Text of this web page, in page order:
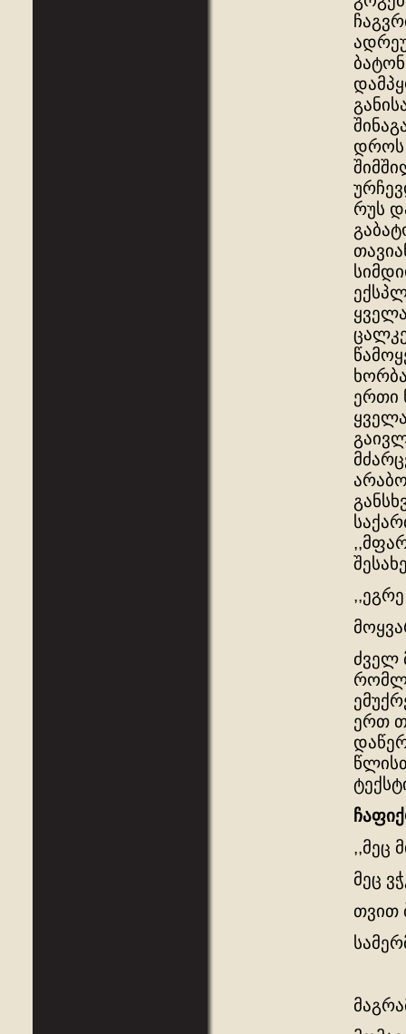
დროს
რუს
ერთი
ძველ
ერთ
,,მეც
მეც
თვით